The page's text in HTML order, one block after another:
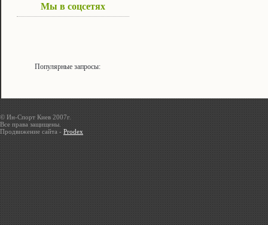
Мы в соцсетях
Популярные запросы:
© Ин-Спорт Киев 2007г.
Все права защищены.
Продвижение сайта - Prodex